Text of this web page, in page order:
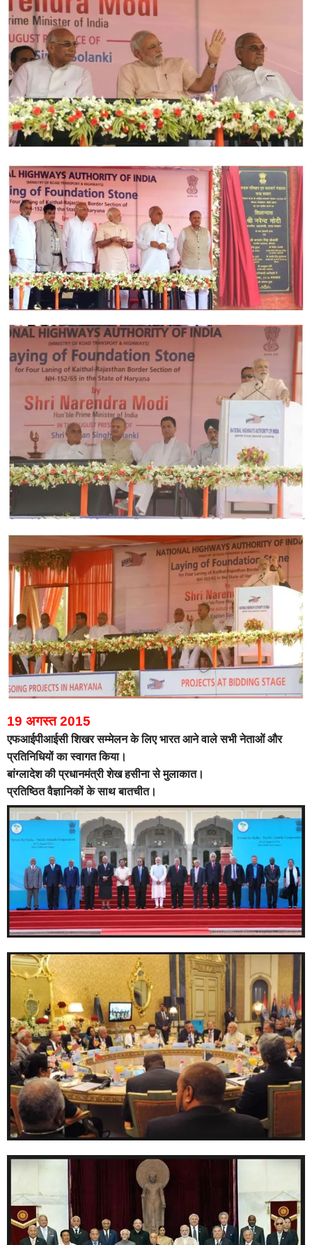
19 अगस्त 2015
एफआईपीआईसी शिखर सम्‍मेलन के लिए भारत आने वाले सभी नेताओं और
प्रतिनिधियों का स्‍वागत किया।
बांग्लादेश की प्रधानमंत्री शेख हसीना से मुलाकात।
प्रतिष्ठित वैज्ञानिकों के साथ बातचीत।